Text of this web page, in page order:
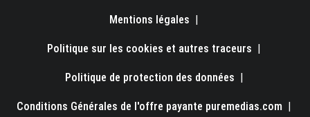
Mentions légales |
Politique sur les cookies et autres traceurs |
Politique de protection des données |
Conditions Générales de l'offre payante puremedias.com |